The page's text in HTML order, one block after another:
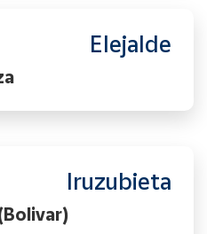
Elejalde
Iruzubieta